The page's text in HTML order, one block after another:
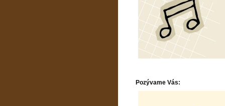
Pozývame Vás: